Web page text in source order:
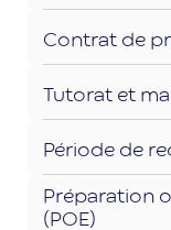
Contrat de
Tutorat et
Période de
Préparation
(POE)